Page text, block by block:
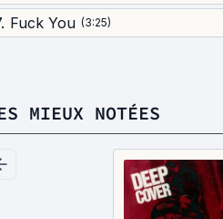
. Fuck You (3:25)
MIEUX NOTÉES